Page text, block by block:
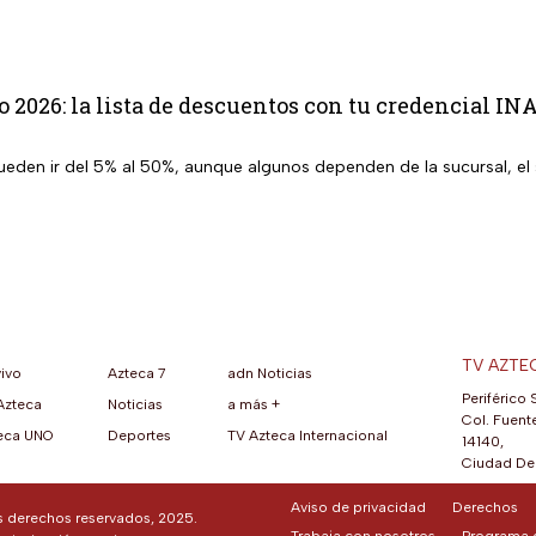
2026: la lista de descuentos con tu credencial
ir del 5% al 50%, aunque algunos dependen de la sucursal,
UNO
Azteca 7
Noticias
Deportes
adn Noticias
a más +
TV Azteca Internacional
TV
Periférico
Col.
14140,
Ciudad
derechos reservados, 2025.
Aviso de privacidad
Derechos